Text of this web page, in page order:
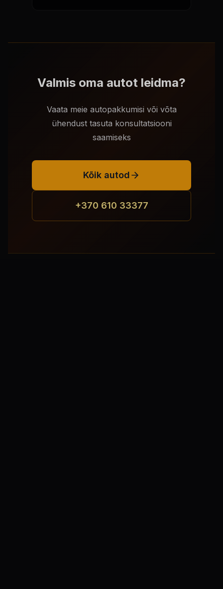
Valmis oma autot leidma?
Vaata meie autopakkumisi või võta
ühendust tasuta konsultatsiooni
saamiseks
Kõik autod
+370 610 33377